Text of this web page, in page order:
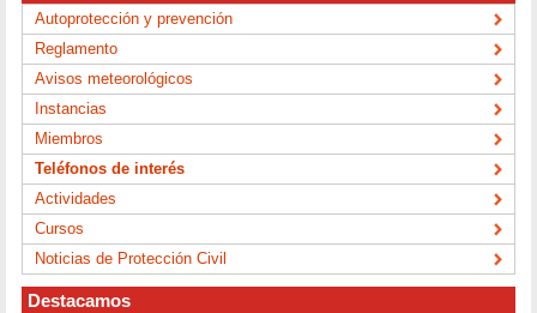
Autoprotección y prevención
Reglamento
Avisos meteorológicos
Instancias
Miembros
Teléfonos de interés
Actividades
Cursos
Noticias de Protección Civil
Destacamos